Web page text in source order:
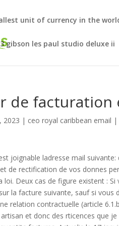
unit of currency in the
gibson les paul studio deluxe ii
de facturation
2023 | ceo royal caribbean email |
joignable ladresse mail suivante: